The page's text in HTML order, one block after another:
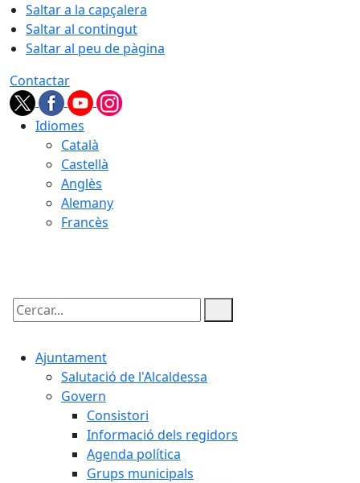
Saltar a la capçalera
Saltar al contingut
Saltar al peu de pàgina
Contactar
Idiomes
Català
Castellà
Anglès
Alemany
Francès
Cercar:
Ajuntament
Salutació de l'Alcaldessa
Govern
Consistori
Informació dels regidors
Agenda política
Grups municipals